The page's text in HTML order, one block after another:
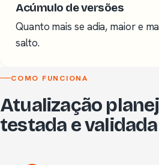
Acúmulo de versões
Quanto mais se adia, maior e
salto.
COMO FUNCIONA
Atualização
testada e validada